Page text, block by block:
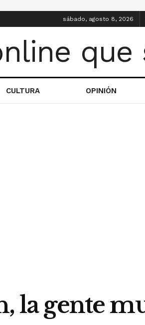
sábado, agosto 8, 2026
CULTURA OPINIÓN
la gente